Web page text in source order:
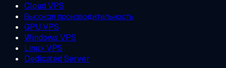
Cloud VPS
Высокая производительность
GPU VPS
Windows VPS
Linux VPS
Dedicated Server